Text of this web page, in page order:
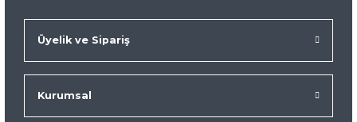
Üyelik ve Sipariş
Kurumsal